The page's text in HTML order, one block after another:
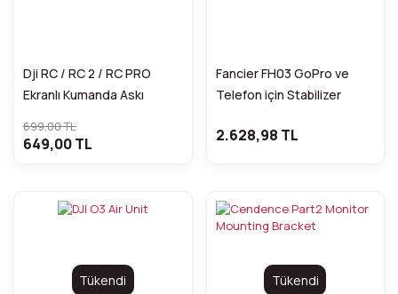
Dji RC / RC 2 / RC PRO
Ekranlı Kumanda Askı
699,00 TL
649,00 TL
Fancier FH03 GoPro ve
Telefon için Stabilizer
2.628,98 TL
Tükendi Tükendi